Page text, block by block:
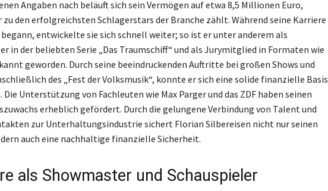
Angaben nach beläuft sich sein Vermögen auf etwa 8,5 Millionen Euro,
zu den erfolgreichsten Schlagerstars der Branche zählt. Während seine Karriere
begann, entwickelte sie sich schnell weiter; so ist er unter anderem als
in der beliebten Serie „Das Traumschiff“ und als Jurymitglied in Formaten wie
geworden. Durch seine beeindruckenden Auftritte bei großen Shows und
des „Fest der Volksmusik“, konnte er sich eine solide finanzielle Basis
Unterstützung von Fachleuten wie Max Parger und das ZDF haben seinen
erheblich gefördert. Durch die gelungene Verbindung von Talent und
zur Unterhaltungsindustrie sichert Florian Silbereisen nicht nur seinen
auch eine nachhaltige finanzielle Sicherheit.
als Showmaster und Schauspieler